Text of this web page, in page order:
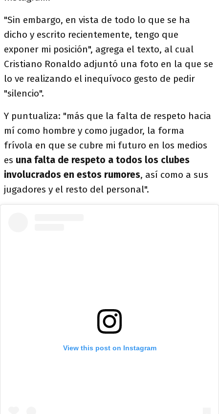
"Sin embargo, en vista de todo lo que se ha
dicho y escrito recientemente, tengo que
exponer mi posición", agrega el texto, al cual
Cristiano Ronaldo adjuntó una foto en la que se
lo ve realizando el inequívoco gesto de pedir
"silencio".
Y puntualiza: "más que la falta de respeto hacia
mí como hombre y como jugador, la forma
frívola en que se cubre mi futuro en los medios
es una falta de respeto a todos los clubes
involucrados en estos rumores, así como a sus
jugadores y el resto del personal".
View this post on Instagram